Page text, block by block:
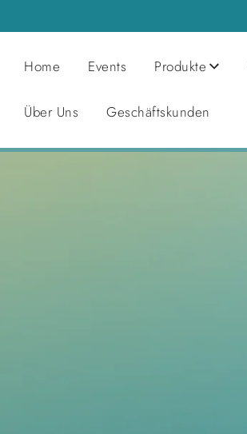
Home Events Produkte
Über Uns Geschäftskunden